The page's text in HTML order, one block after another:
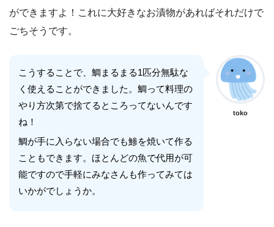
ができますよ！これに大好きなお漬物があればそれだけで
ごちそうです。
こうすることで、鯛まるまる1匹分無駄な
く使えることができました。鯛って料理の
やり方次第で捨てるところってないんです
ね！
鯛が手に入らない場合でも鯵を焼いて作る
こともできます。ほとんどの魚で代用が可
能ですので手軽にみなさんも作ってみては
いかがでしょうか。
toko